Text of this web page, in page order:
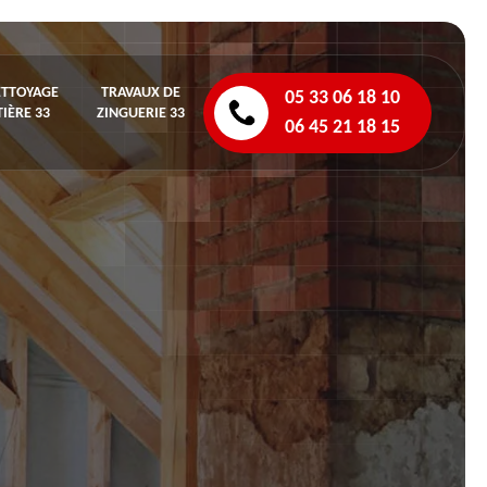
33
TRAVAUX DE
ZINGUERIE 33
05 33 06 18 10
06 45 21 18 15